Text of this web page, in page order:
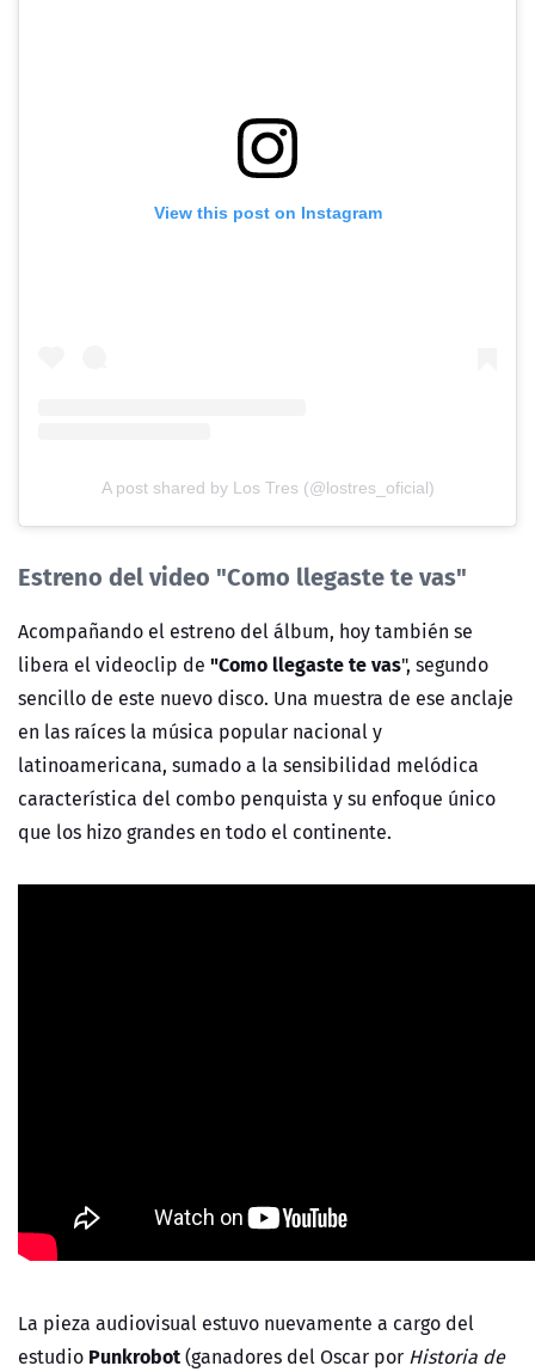
View this post on Instagram
A post shared by Los Tres (@lostres_oficial)
Estreno del video "Como llegaste te vas"
Acompañando el estreno del álbum, hoy también se
libera el videoclip de "Como llegaste te vas", segundo
sencillo de este nuevo disco. Una muestra de ese anclaje
en las raíces la música popular nacional y
latinoamericana, sumado a la sensibilidad melódica
característica del combo penquista y su enfoque único
que los hizo grandes en todo el continente.
La pieza audiovisual estuvo nuevamente a cargo del
estudio Punkrobot(ganadores del Oscar por Historia de